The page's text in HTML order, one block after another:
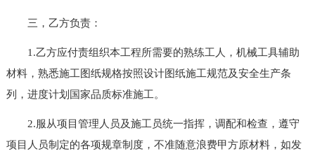
三，乙方负责：
1.乙方应付责组织本工程所需要的熟练工人，机械工具辅助
材料，熟悉施工图纸规格按照设计图纸施工规范及安全生产条
列，进度计划国家品质标准施工。
2.服从项目管理人员及施工员统一指挥，调配和检查，遵守
项目人员制定的各项规章制度，不准随意浪费甲方原材料，如发